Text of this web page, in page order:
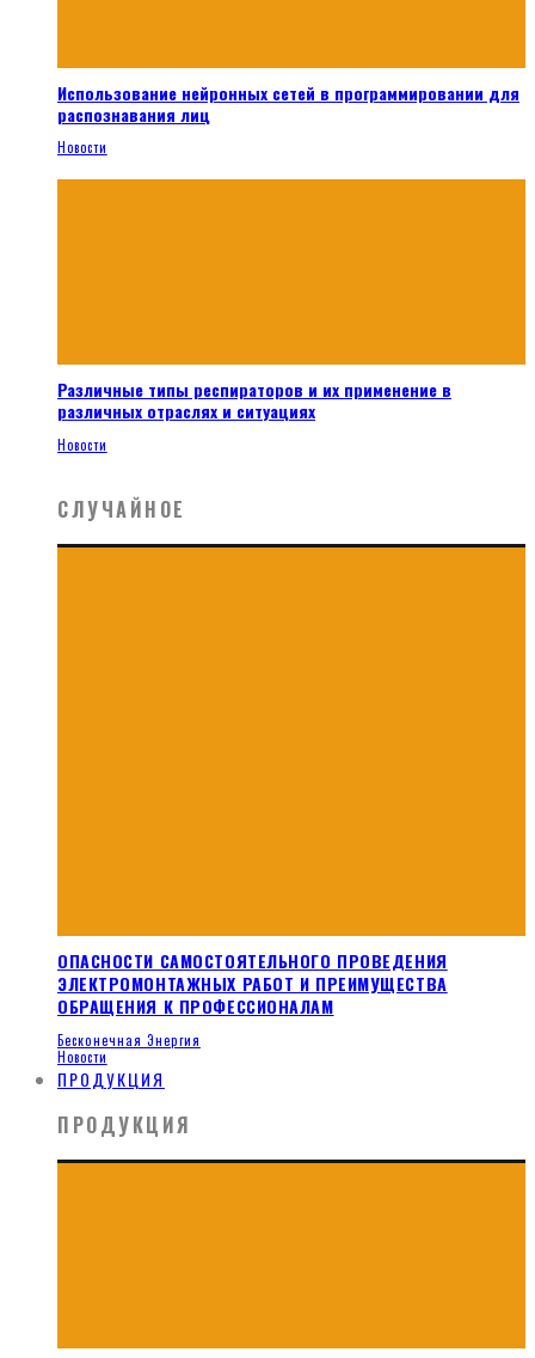
Использование нейронных сетей в программировании для
распознавания лиц
Новости
Различные типы респираторов и их применение в
различных отраслях и ситуациях
Новости
СЛУЧАЙНОЕ
ОПАСНОСТИ САМОСТОЯТЕЛЬНОГО ПРОВЕДЕНИЯ
ЭЛЕКТРОМОНТАЖНЫХ РАБОТ И ПРЕИМУЩЕСТВА
ОБРАЩЕНИЯ К ПРОФЕССИОНАЛАМ
Бесконечная Энергия
Новости
ПРОДУКЦИЯ
ПРОДУКЦИЯ